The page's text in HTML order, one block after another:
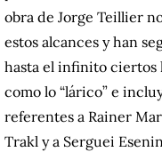
obra de Jorge Teillier
estos alcances y han
hasta el infinito ciertos
como lo “lárico” e
referentes a Rainer
Trakl y a Serguei